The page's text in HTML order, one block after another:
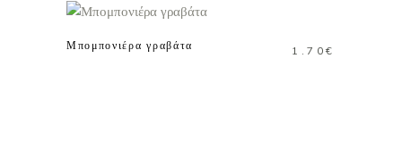
Μπομπονιέρα γραβάτα 1.70€